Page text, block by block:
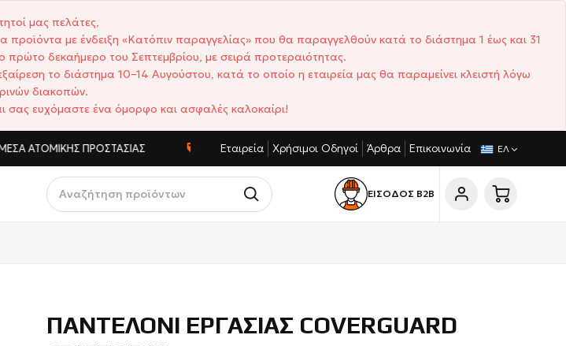
μας πελάτες,
με ένδειξη «Κατόπιν παραγγελίας» που θα παραγγελθούν κατά το διάστημα 1 έως και 31
δεκαήμερο του Σεπτεμβρίου, με σειρά προτεραιότητας.
το διάστημα 10–14 Αυγούστου, κατά το οποίο η εταιρεία μας θα παραμείνει κλειστή λόγω
διακοπών.
σας ευχόμαστε ένα όμορφο και ασφαλές καλοκαίρι!
ΠΡΟΣΤΑΣΊΑΣ ΑΝΤΑΓΩΝΙΣΤΙΚΈΣ ΤΙΜΈΣ ΣΎΝΤΟΜΟΙ ΧΡΌΝΟΙ ΠΑΡΆΔΟΣΗΣ
Εταιρεία Χρήσιμοι Οδηγοί Άρθρα Επικοινωνία ΕΛ
ΕΙΣΟΔΟΣ Β2Β
ΠΑΝΤΕΛΟΝΙ ΕΡΓΑΣΙΑΣ COVERGUARD